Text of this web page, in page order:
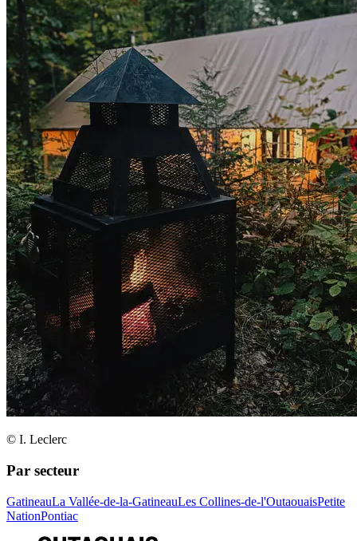
© I. Leclerc
Par secteur
GatineauLa Vallée-de-la-GatineauLes Collines-de-l'OutaouaisPetite
NationPontiac